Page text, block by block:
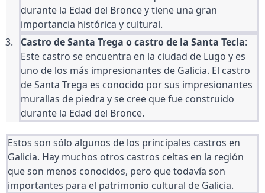
durante la Edad del Bronce y tiene una gran
importancia histórica y cultural.
Castro de Santa Trega o castro de la Santa Tecla:
Este castro se encuentra en la ciudad de Lugo y es
uno de los más impresionantes de Galicia. El castro
de Santa Trega es conocido por sus impresionantes
murallas de piedra y se cree que fue construido
durante la Edad del Bronce.
Estos son sólo algunos de los principales castros en
Galicia. Hay muchos otros castros celtas en la región
que son menos conocidos, pero que todavía son
importantes para el patrimonio cultural de Galicia.